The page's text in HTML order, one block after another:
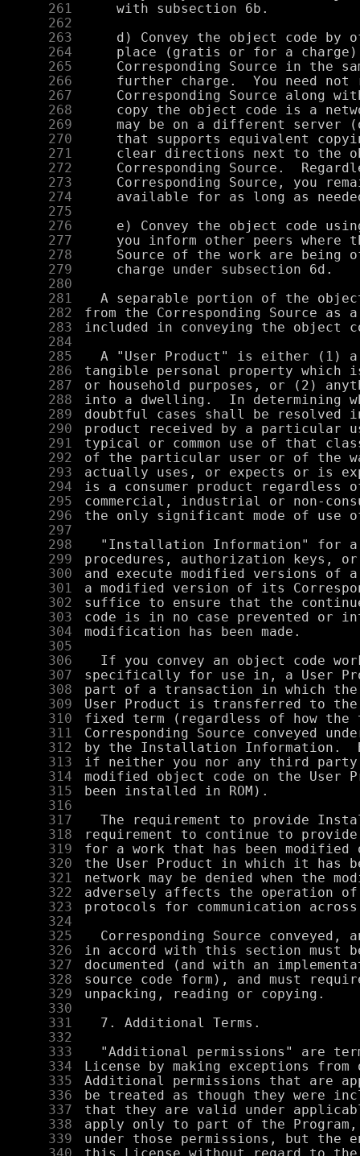
    261
    262
    263
    264
    265
    266
    267
    268
    269
    270
    271
    272
    273
    274
    275
    276
    277
    278
    279
    280
    281
    282
    283
    284
    285
    286
    287
    288
    289
    290
    291
    292
    293
    294
    295
    296
    297
    298
    299
    300
    301
    302
    303
    304
    305
    306
    307
    308
    309
    310
    311
    312
    313
    314
    315
    316
    317
    318
    319
    320
    321
    322
    323
    324
    325
    326
    327
    328
    329
    330
    331
    332
    333
    334
    335
    336
    337
    338
    339